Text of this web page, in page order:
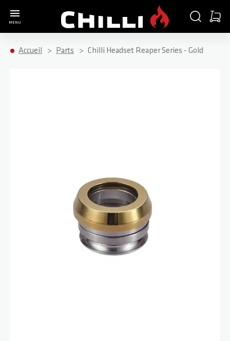
MENU
CHERCHER
Accueil Parts Chilli Headset Reaper Series - Gold